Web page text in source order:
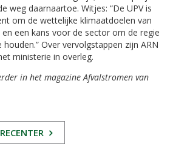
weg daarnaartoe. Witjes: “De UPV is
om de wettelijke klimaatdoelen van
een kans voor de sector om de regie
Over vervolgstappen zijn ARN
ministerie in overleg.
in het magazine Afvalstromen van
RECENTER